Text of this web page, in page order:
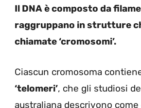
Il DNA è composto da
raggruppano in strutture
chiamate ‘cromosomi’.
Ciascun cromosoma
‘telomeri’, che gli studiosi
australiana descrivono come